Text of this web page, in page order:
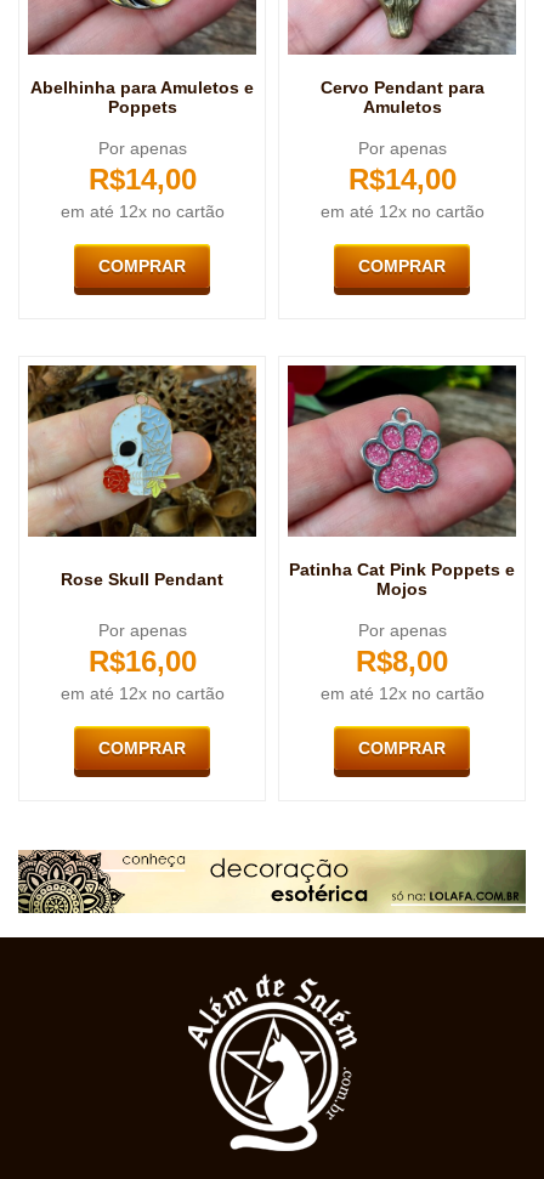
Abelhinha para Amuletos e
Poppets
Por apenas
R$14,00
em até 12x no cartão
COMPRAR
Cervo Pendant para
Amuletos
Por apenas
R$14,00
em até 12x no cartão
COMPRAR
Rose Skull Pendant
Por apenas
R$16,00
em até 12x no cartão
COMPRAR
Patinha Cat Pink Poppets e
Mojos
Por apenas
R$8,00
em até 12x no cartão
COMPRAR